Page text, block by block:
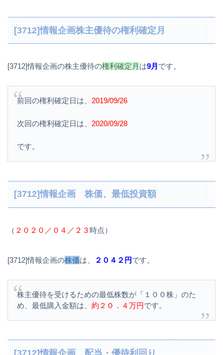
[3712]情報企画株主優待の権利確定月
[3712]情報企画の株主優待の権利確定月 は9月 です。
前回の権利確定日は、 2019/09/26
次回の権利確定日は、 2020/09/28
です。
[3712]情報企画 株価、最低投資額
（ ２０２０／０４／２３時点）
[3712]情報企画の株価は、 ２０４２円です。
株主優待を受けるための最低株数が「１００株」のた
め、最低購入金額は、 約２０．４万円です。
[3712]情報企画 配当・優待利回り